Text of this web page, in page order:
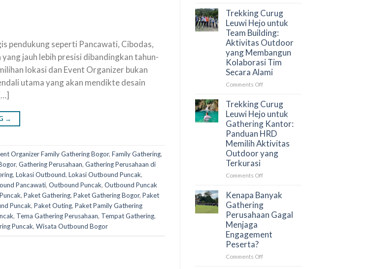
pendukung seperti Pancawati, Cibodas,
jauh lebih presisi dibandingkan tahun-
lokasi dan Event Organizer bukan
utama yang akan mendikte desain
→
Organizer Family Gathering Bogor, Family Gathering,
, Gathering Perusahaan, Gathering Perusahaan di
, Lokasi Outbound, Lokasi Outbound Puncak,
Pancawati, Outbound Puncak, Outbound Puncak
, Paket Gathering, Paket Gathering Bogor, Paket
Puncak, Paket Outing, Paket Pamily Gathering
, Tema Gathering Perusahaan, Tempat Gathering,
Puncak, Wisata Outbound Bogor
di
Sentul
Goa
Garunggang
untuk
Outing
Perusahaan:
Aktivitas
Team
Building
yang
Secara
Alami
Trekking Curug
Leuwi Hejo untuk
Team Building:
Aktivitas Outdoor
yang Membangun
Kolaborasi Tim
Secara Alami
Comments Offon
Curug
Leuwi
Hejo
untuk
Team
Building:
Aktivitas
yang
Tim
Secara
Alami
Trekking Curug
Leuwi Hejo untuk
Gathering Kantor:
Panduan HRD
Memilih Aktivitas
Outdoor yang
Terkurasi
Comments Offon
Curug
Leuwi
Hejo
untuk
Kantor:
HRD
Kenapa Banyak
Gathering
Perusahaan Gagal
Menjaga
Engagement
Peserta?
Comments Offon